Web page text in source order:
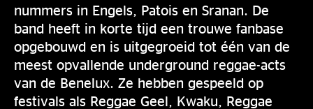
nummers in Engels, Patois en Sranan. De
band heeft in korte tijd een trouwe fanbase
opgebouwd en is uitgegroeid tot één van de
meest opvallende underground reggae-acts
van de Benelux. Ze hebben gespeeld op
festivals als Reggae Geel, Kwaku, Reggae